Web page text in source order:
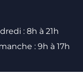
: 8h à 21h
: 9h à 17h